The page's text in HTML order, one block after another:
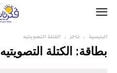
الرئيسية تاجز الكتلة التصويتيه
بطاقة: الكتلة التصويتيه